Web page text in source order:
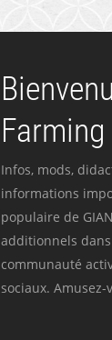
Infos, mods,
informations
populaire de
additionnels
communauté
sociaux.